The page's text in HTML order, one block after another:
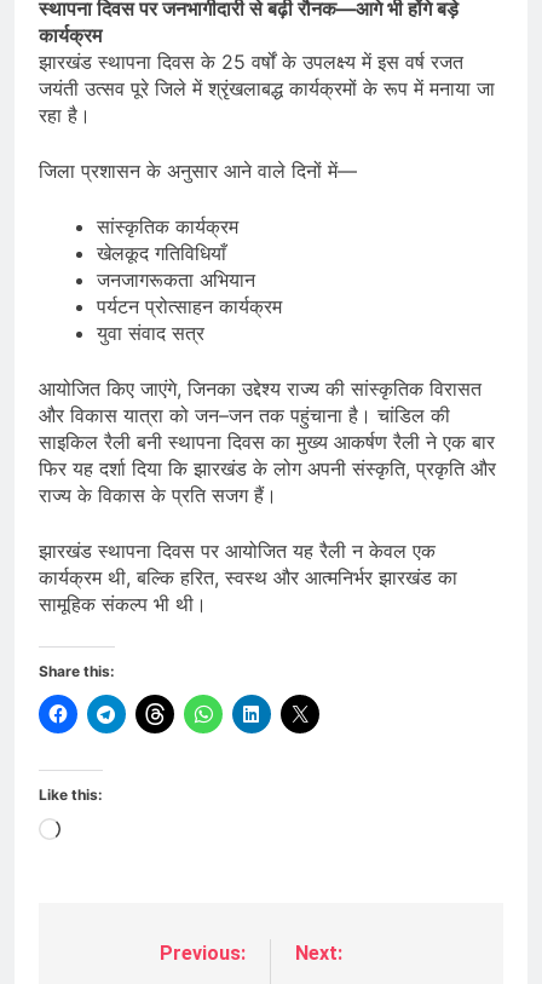
स्थापना दिवस पर जनभागीदारी से बढ़ी रौनक—आगे भी होंगे बड़े
कार्यक्रम
झारखंड स्थापना दिवस के 25 वर्षों के उपलक्ष्य में इस वर्ष रजत
जयंती उत्सव पूरे जिले में श्रृंखलाबद्ध कार्यक्रमों के रूप में मनाया जा
रहा है।
जिला प्रशासन के अनुसार आने वाले दिनों में—
सांस्कृतिक कार्यक्रम
खेलकूद गतिविधियाँ
जनजागरूकता अभियान
पर्यटन प्रोत्साहन कार्यक्रम
युवा संवाद सत्र
आयोजित किए जाएंगे, जिनका उद्देश्य राज्य की सांस्कृतिक विरासत
और विकास यात्रा को जन–जन तक पहुंचाना है। चांडिल की
साइकिल रैली बनी स्थापना दिवस का मुख्य आकर्षण रैली ने एक बार
फिर यह दर्शा दिया कि झारखंड के लोग अपनी संस्कृति, प्रकृति और
राज्य के विकास के प्रति सजग हैं।
झारखंड स्थापना दिवस पर आयोजित यह रैली न केवल एक
कार्यक्रम थी, बल्कि हरित, स्वस्थ और आत्मनिर्भर झारखंड का
सामूहिक संकल्प भी थी।
Share this:
Like this:
Loading…
Previous:
Next: